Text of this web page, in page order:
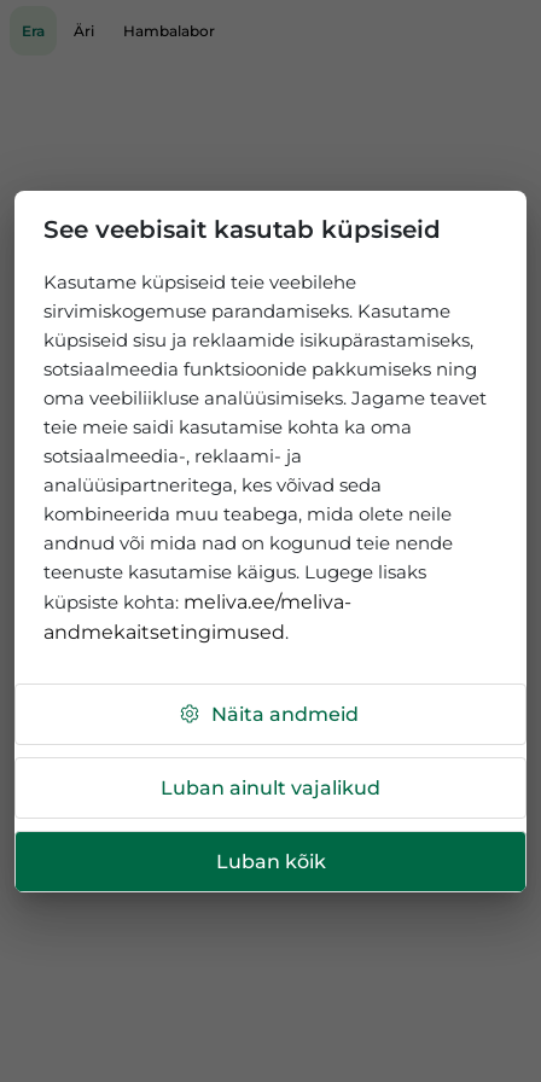
See veebisait kasutab küpsiseid
Kasutame küpsiseid teie veebilehe
sirvimiskogemuse parandamiseks. Kasutame
küpsiseid sisu ja reklaamide isikupärastamiseks,
sotsiaalmeedia funktsioonide pakkumiseks ning
oma veebiliikluse analüüsimiseks. Jagame teavet
teie meie saidi kasutamise kohta ka oma
sotsiaalmeedia-, reklaami- ja
analüüsipartneritega, kes võivad seda
kombineerida muu teabega, mida olete neile
andnud või mida nad on kogunud teie nende
teenuste kasutamise käigus. Lugege lisaks
küpsiste kohta: meliva.ee/meliva-
andmekaitsetingimused.
Näita andmeid
Luban ainult vajalikud
Luban kõik
Era Äri Hambalabor